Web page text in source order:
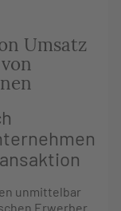
Umsatz
unmittelbar
Erwerber